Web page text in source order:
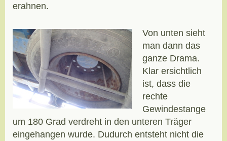
erahnen.
Von unten sieht
man dann das
ganze Drama.
Klar ersichtlich
ist, dass die
rechte
Gewindestange
um 180 Grad verdreht in den unteren Träger
eingehangen wurde. Dudurch entsteht nicht die